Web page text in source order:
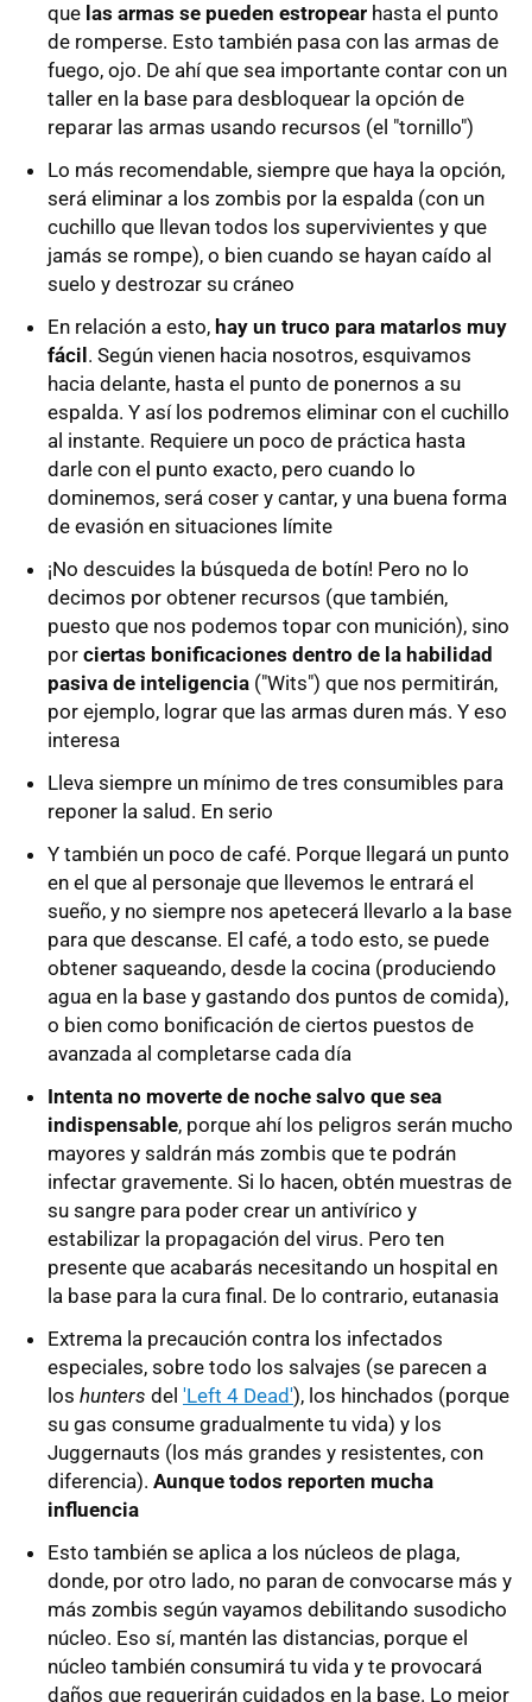
que las armas se pueden estropear hasta el punto
de romperse. Esto también pasa con las armas de
fuego, ojo. De ahí que sea importante contar con un
taller en la base para desbloquear la opción de
reparar las armas usando recursos (el "tornillo")
Lo más recomendable, siempre que haya la opción,
será eliminar a los zombis por la espalda (con un
cuchillo que llevan todos los supervivientes y que
jamás se rompe), o bien cuando se hayan caído al
suelo y destrozar su cráneo
En relación a esto, hay un truco para matarlos muy
fácil . Según vienen hacia nosotros, esquivamos
hacia delante, hasta el punto de ponernos a su
espalda. Y así los podremos eliminar con el cuchillo
al instante. Requiere un poco de práctica hasta
darle con el punto exacto, pero cuando lo
dominemos, será coser y cantar, y una buena forma
de evasión en situaciones límite
¡No descuides la búsqueda de botín! Pero no lo
decimos por obtener recursos (que también,
puesto que nos podemos topar con munición), sino
por ciertas bonificaciones dentro de la habilidad
pasiva de inteligencia ("Wits") que nos permitirán,
por ejemplo, lograr que las armas duren más. Y eso
interesa
Lleva siempre un mínimo de tres consumibles para
reponer la salud. En serio
Y también un poco de café. Porque llegará un punto
en el que al personaje que llevemos le entrará el
sueño, y no siempre nos apetecerá llevarlo a la base
para que descanse. El café, a todo esto, se puede
obtener saqueando, desde la cocina (produciendo
agua en la base y gastando dos puntos de comida),
o bien como bonificación de ciertos puestos de
avanzada al completarse cada día
Intenta no moverte de noche salvo que sea
indispensable, porque ahí los peligros serán mucho
mayores y saldrán más zombis que te podrán
infectar gravemente. Si lo hacen, obtén muestras de
su sangre para poder crear un antivírico y
estabilizar la propagación del virus. Pero ten
presente que acabarás necesitando un hospital en
la base para la cura final. De lo contrario, eutanasia
Extrema la precaución contra los infectados
especiales, sobre todo los salvajes (se parecen a
los hunters del 'Left 4 Dead'), los hinchados (porque
su gas consume gradualmente tu vida) y los
Juggernauts (los más grandes y resistentes, con
diferencia). Aunque todos reporten mucha
influencia
Esto también se aplica a los núcleos de plaga,
donde, por otro lado, no paran de convocarse más y
más zombis según vayamos debilitando susodicho
núcleo. Eso sí, mantén las distancias, porque el
núcleo también consumirá tu vida y te provocará
daños que requerirán cuidados en la base. Lo mejor